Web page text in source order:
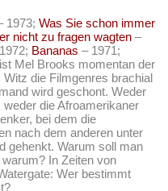
1973;Was Sie schon immer
nicht zu fragen wagten –
Bananas – 1971;
Mel Brooks momentan der
die Filmgenres brachial
wird geschont. Weder
die Afroamerikaner
bei dem die
nach dem anderen unter
gehenkt. Warum soll man
In Zeiten von
Wer bestimmt